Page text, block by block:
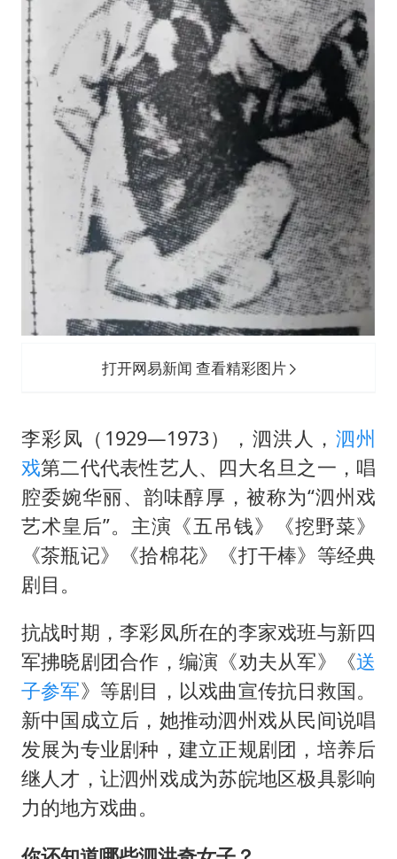
打开网易新闻 查看精彩图片
李彩凤（1929—1973），泗洪人， 泗州
戏第二代代表性艺人、四大名旦之一，唱
腔委婉华丽、韵味醇厚，被称为“泗州戏
艺术皇后”。主演《五吊钱》《挖野菜》
《茶瓶记》《拾棉花》《打干棒》等经典
剧目。
抗战时期，李彩凤所在的李家戏班与新四
军拂晓剧团合作，编演《劝夫从军》《送
子参军》等剧目，以戏曲宣传抗日救国。
新中国成立后，她推动泗州戏从民间说唱
发展为专业剧种，建立正规剧团，培养后
继人才，让泗州戏成为苏皖地区极具影响
力的地方戏曲。